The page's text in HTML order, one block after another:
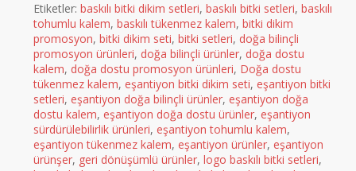
Etiketler: baskılı bitki dikim setleri, baskılı bitki setleri, baskılı
tohumlu kalem, baskılı tükenmez kalem, bitki dikim
promosyon, bitki dikim seti, bitki setleri, doğa bilinçli
promosyon ürünleri, doğa bilinçli ürünler, doğa dostu
kalem, doğa dostu promosyon ürünleri, Doğa dostu
tükenmez kalem, eşantiyon bitki dikim seti, eşantiyon bitki
setleri, eşantiyon doğa bilinçli ürünler, eşantiyon doğa
dostu kalem, eşantiyon doğa dostu ürünler, eşantiyon
sürdürülebilirlik ürünleri, eşantiyon tohumlu kalem,
eşantiyon tükenmez kalem, eşantiyon ürünler, eşantiyon
ürünşer, geri dönüşümlü ürünler, logo baskılı bitki setleri,